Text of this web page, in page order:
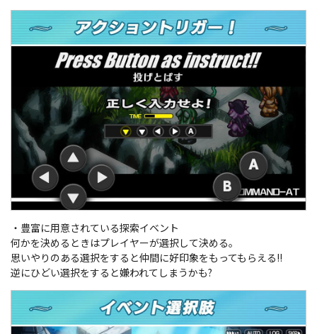
・豊富に用意されている探索イベント
何かを決めるときはプレイヤーが選択して決める。
思いやりのある選択をすると仲間に好印象をもってもらえる!!
逆にひどい選択をすると嫌われてしまうかも?